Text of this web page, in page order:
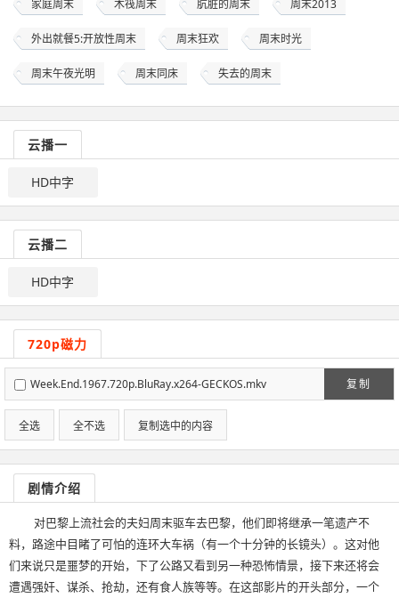
家庭周末 木筏周末 肮脏的周末 周末2013
外出就餐5:开放性周末 周末狂欢 周末时光
周末午夜光明 周末同床 失去的周末
云播一
HD中字
云播二
HD中字
720p磁力
复制
Week.End.1967.720p.BluRay.x264-GECKOS.mkv
全选 全不选 复制选中的内容
剧情介绍
对巴黎上流社会的夫妇周末驱车去巴黎，他们即将继承一笔遗产不
料，路途中目睹了可怕的连环大车祸（有一个十分钟的长镜头）。这对他
们来说只是噩梦的开始，下了公路又看到另一种恐怖情景，接下来还将会
遭遇强奸、谋杀、抢劫，还有食人族等等。在这部影片的开头部分，一个